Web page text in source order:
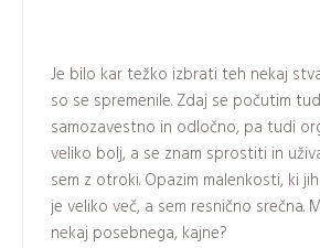
Je bilo kar težko izbrati teh nekaj
so se spremenile. Zdaj se počutim
samozavestno in odločno, pa tudi
veliko bolj, a se znam sprostiti in
sem z otroki. Opazim malenkosti, ki
je veliko več, a sem resnično srečna.
nekaj posebnega, kajne?